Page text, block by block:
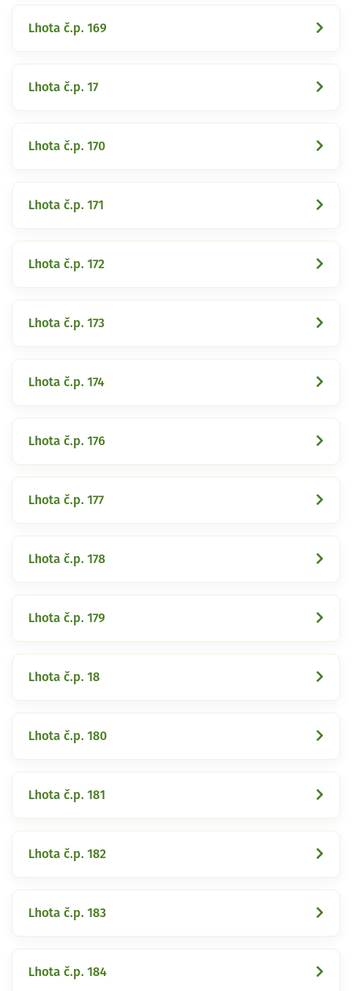
Lhota č.p. 169
Lhota č.p. 17
Lhota č.p. 170
Lhota č.p. 171
Lhota č.p. 172
Lhota č.p. 173
Lhota č.p. 174
Lhota č.p. 176
Lhota č.p. 177
Lhota č.p. 178
Lhota č.p. 179
Lhota č.p. 18
Lhota č.p. 180
Lhota č.p. 181
Lhota č.p. 182
Lhota č.p. 183
Lhota č.p. 184